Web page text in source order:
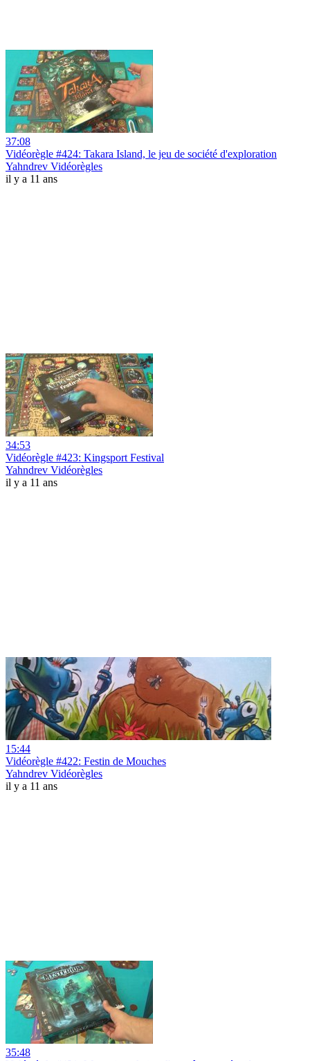
37:08
Vidéorègle #424: Takara Island, le jeu de société d'exploration
Yahndrev Vidéorègles
il y a 11 ans
34:53
Vidéorègle #423: Kingsport Festival
Yahndrev Vidéorègles
il y a 11 ans
15:44
Vidéorègle #422: Festin de Mouches
Yahndrev Vidéorègles
il y a 11 ans
35:48